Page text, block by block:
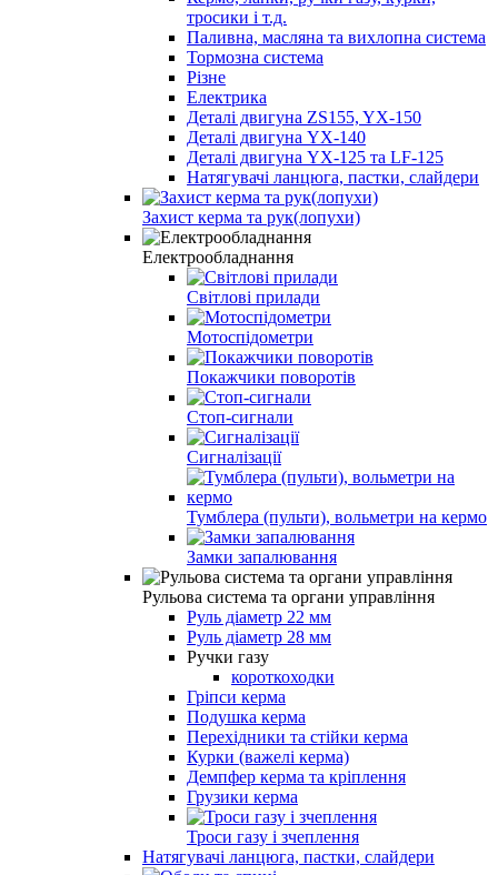
тросики і т.д.
Паливна, масляна та вихлопна система
Тормозна система
Різне
Електрика
Деталі двигуна ZS155, YX-150
Деталі двигуна YX-140
Деталі двигуна YX-125 та LF-125
Натягувачі ланцюга, пастки, слайдери
Захист керма та рук(лопухи)
Електрообладнання
Світлові прилади
Мотоспідометри
Покажчики поворотів
Стоп-сигнали
Сигналізації
Тумблера (пульти), вольметри на кермо
Замки запалювання
Рульова система та органи управління
Руль діаметр 22 мм
Руль діаметр 28 мм
Ручки газу
короткоходки
Гріпси керма
Подушка керма
Перехідники та стійки керма
Курки (важелі керма)
Демпфер керма та кріплення
Грузики керма
Троси газу і зчеплення
Натягувачі ланцюга, пастки, слайдери